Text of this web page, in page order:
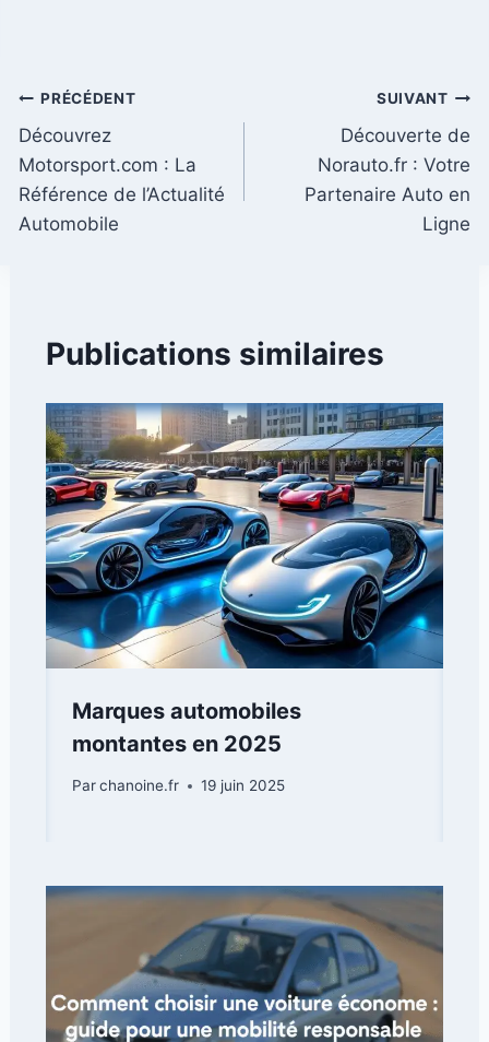
Navigation
de
l’article
PRÉCÉDENT
Découvrez
Motorsport.com : La
Référence de l’Actualité
Automobile
SUIVANT
Découverte de
Norauto.fr : Votre
Partenaire Auto en
Ligne
Publications similaires
Marques automobiles
montantes en 2025
Parchanoine.fr 19 juin 2025